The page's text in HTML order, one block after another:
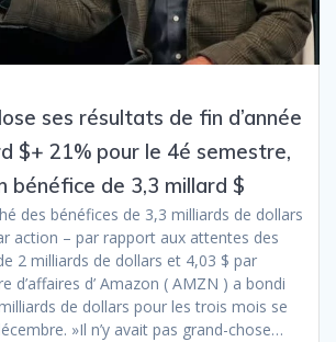
ses résultats de fin d’année
$+ 21% pour le 4é semestre,
bénéfice de 3,3 millard $
des bénéfices de 3,3 milliards de dollars
action – par rapport aux attentes des
2 milliards de dollars et 4,03 $ par
d’affaires d’ Amazon ( AMZN ) a bondi
de dollars pour les trois mois se
»Il n’y avait pas grand-chose…